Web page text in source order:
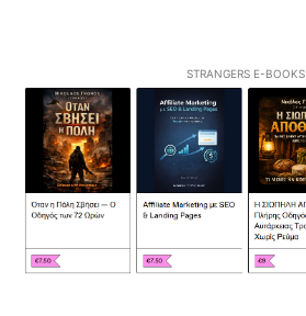
STRANGERS E-BOOKS